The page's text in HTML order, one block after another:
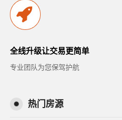
全线升级让交易更简单
专业团队为您保驾护航
热门房源